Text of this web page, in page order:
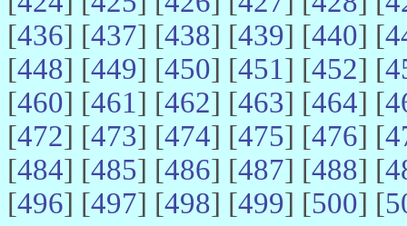
[436] [437] [438] [439] [440] [
[448] [449] [450] [451] [452] [
[460] [461] [462] [463] [464] [
[472] [473] [474] [475] [476] [
[484] [485] [486] [487] [488] [
[496] [497] [498] [499] [500] [